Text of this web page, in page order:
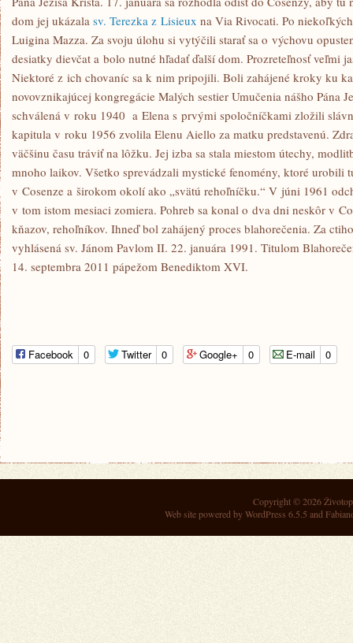
dom jej ukázala sv. Terezka z Lisieux na Via Rivocati. Po
Luigina Mazza. Za svoju úlohu si vytýčili starať sa o výchovu
desiatky dievčat a bolo nutné hľadať ďalší dom. Prozreteľnosť veľmi
Niektoré z ich chovaníc sa k nim pripojili. Boli zahájené kroky ku
novovznikajúcej kongregácie Malých sestier Umučenia nášho Pána
schválená v roku 1940 a Elena s prvými spoločníčkami zložili
kapitula v roku 1956 zvolila Elenu Aiello za matku predstavenú.
väčšinu času tráviť na lôžku. Jej izba sa stala miestom útechy,
mnoho laikov. Všetko sprevádzali mystické fenomény, ktoré urobili
v Cosenze a širokom okolí ako „svätú rehoľníčku.“ V júni 1961
v tom istom mesiaci zomiera. Pohreb sa konal o dva dni neskôr v
kňazov, rehoľníkov. Ihneď bol zahájený proces blahorečenia. Za
vyhlásená sv. Jánom Pavlom II. 22. januára 1991. Titulom
14. septembra 2011 pápežom Benediktom XVI.
Facebook 0 Twitter 0 Google+ 0 E-mail 0
Copyright © 2026
Web site powered byWordPress 6.5.5 and